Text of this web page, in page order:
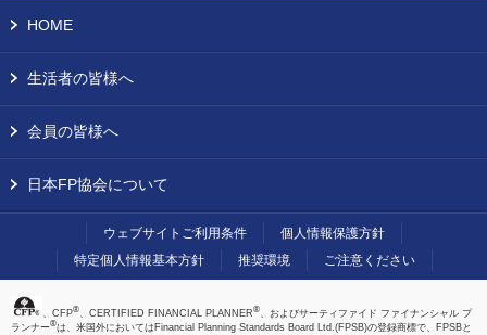
HOME
生活者の皆様へ
会員の皆様へ
日本FP協会について
ウェブサイトご利用条件
個人情報保護方針
特定個人情報基本方針
推奨環境 ご注意ください
、CFP®、CERTIFIED FINANCIAL PLANNER®、およびサーティファイド ファイナンシャル プ
ランナー®は、米国外においてはFinancial Planning Standards Board Ltd.(FPSB)の登録商標で、FPSBと